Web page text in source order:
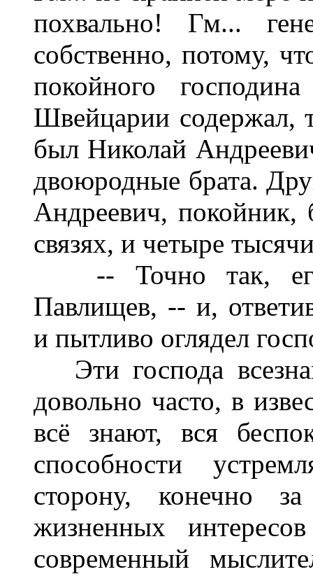
похвально! Гм...
собственно, потому,
покойного
Швейцарии содержал,
был Николай
двоюродные брата.
Андреевич,
связях, и четыре
-- Точно так, его
Павлищев, -- и,
и пытливо оглядел
Эти господа
довольно часто, в
всё знают, вся
способности
сторону, конечно
жизненных
современный